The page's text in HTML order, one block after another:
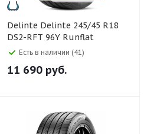
Delinte Delinte 245/45 R18
DS2-RFT 96Y Runflat
Есть в наличии (41)
11 690 руб.